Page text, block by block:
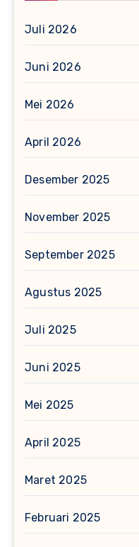
Juli 2026
Juni 2026
Mei 2026
April 2026
Desember 2025
November 2025
September 2025
Agustus 2025
Juli 2025
Juni 2025
Mei 2025
April 2025
Maret 2025
Februari 2025